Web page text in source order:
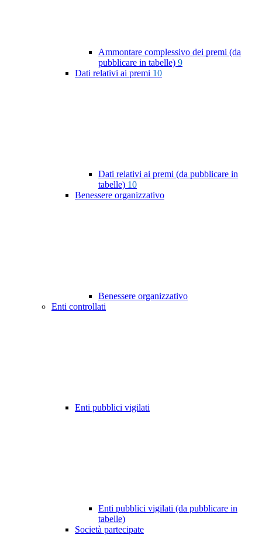
Ammontare complessivo dei premi (da
pubblicare in tabelle) 9
Dati relativi ai premi 10
Dati relativi ai premi (da pubblicare in
tabelle) 10
Benessere organizzativo
Benessere organizzativo
Enti controllati
Enti pubblici vigilati
Enti pubblici vigilati (da pubblicare in
tabelle)
Società partecipate